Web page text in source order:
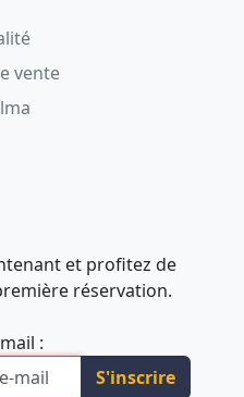
vente
et profitez de
réservation.
:
S'inscrire